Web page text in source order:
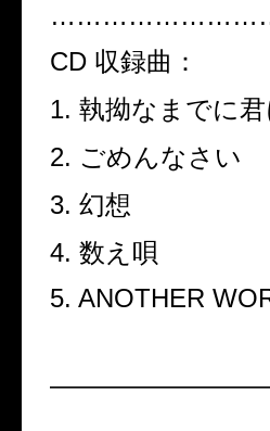
CD 収録曲：
1. 執拗なまでに
2. ごめんなさい
3. 幻想
4. 数え唄
5. ANOTHER